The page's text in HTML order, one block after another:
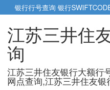
银行行号查询 银行
江苏三井住
询
江苏三井住友银行大额行
网点查询,江苏三井住友银